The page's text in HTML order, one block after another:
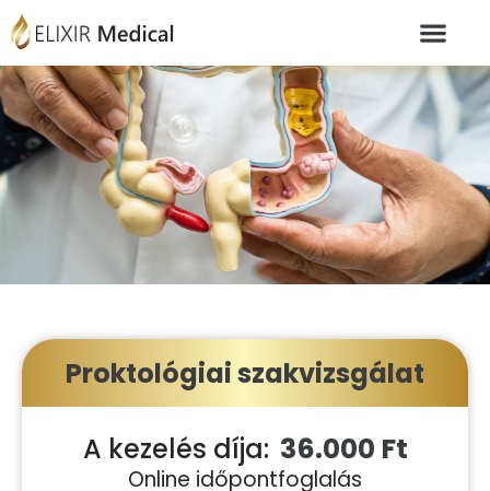
Proktológiai szakvizsgálat
A kezelés díja: 36.000 Ft
Online időpontfoglalás